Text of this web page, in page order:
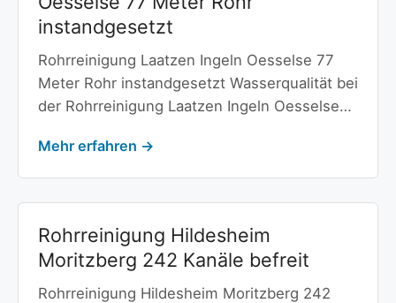
instandgesetzt
Rohrreinigung Laatzen Ingeln Oesselse 77
Meter Rohr instandgesetzt Wasserqualität bei
der Rohrreinigung Laatzen Ingeln Oesselse…
Mehr erfahren →
Rohrreinigung Hildesheim
Moritzberg 242 Kanäle befreit
Rohrreinigung Hildesheim Moritzberg 242